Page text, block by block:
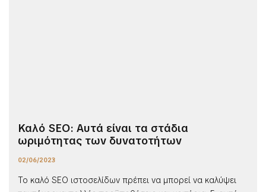
Καλό SEO: Αυτά είναι τα στάδια
ωριμότητας των δυνατοτήτων
02/06/2023
Το καλό SEO ιστοσελίδων πρέπει να μπορεί να καλύψει